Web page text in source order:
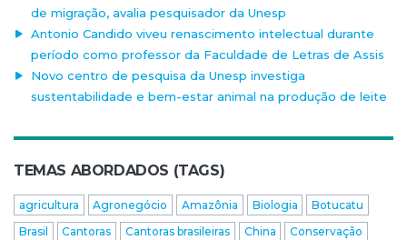
de migração, avalia pesquisador da Unesp
Antonio Candido viveu renascimento intelectual durante
período como professor da Faculdade de Letras de Assis
Novo centro de pesquisa da Unesp investiga
sustentabilidade e bem-estar animal na produção de leite
TEMAS ABORDADOS (TAGS)
agricultura Agronegócio Amazônia Biologia
Botucatu
Brasil
Cantoras Cantoras brasileiras China
Conservação